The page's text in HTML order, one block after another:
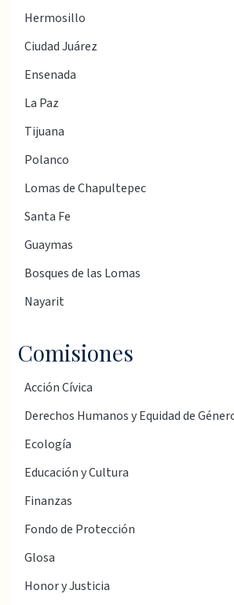
Hermosillo
Ciudad Juárez
Ensenada
La Paz
Tijuana
Polanco
Lomas de Chapultepec
Santa Fe
Guaymas
Bosques de las Lomas
Nayarit
Comisiones
Acción Cívica
Derechos Humanos y Equidad de
Ecología
Educación y Cultura
Finanzas
Fondo de Protección
Glosa
Honor y Justicia